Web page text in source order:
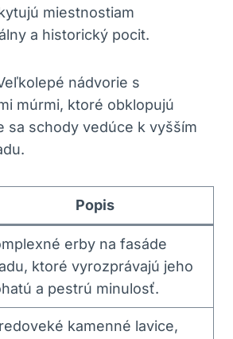
miestnostiam
⁤a historický pocit.
nádvorie s
múrmi, ktoré⁤ obklopujú
⁣sa schody vedúce k vyšším
Popis
erby na fasáde
ktoré vyrozprávajú jeho
a pestrú minulosť.
kamenné lavice,‍